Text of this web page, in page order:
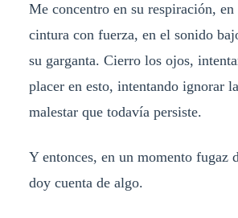
Me concentro en su respiración,
cintura con fuerza, en el sonido
su garganta. Cierro los ojos,
placer en esto, intentando ignorar
malestar que todavía persiste.
Y entonces, en un momento fugaz
doy cuenta de algo.